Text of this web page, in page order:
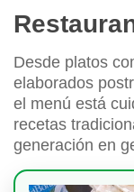
Desde platos
elaborados
el menú está
recetas
generación en